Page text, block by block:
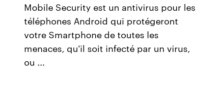
Mobile Security est un antivirus pour les
téléphones Android qui protégeront
votre Smartphone de toutes les
menaces, qu'il soit infecté par un virus,
ou ...